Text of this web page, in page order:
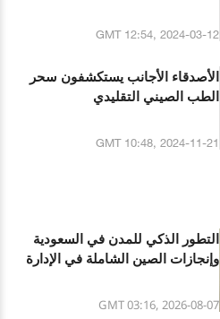
GMT 12:54, 2024-03-12
الأصدقاء الأجانب يستكشفون سحر
الطب الصيني التقليدي
GMT 10:48, 2024-11-21
التطور الذكي للمدن في السعودية
وإنجازات الصين الشاملة في الإدارة
GMT 03:16, 2026-08-07